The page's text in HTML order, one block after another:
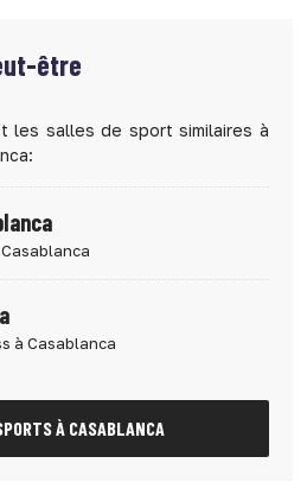
être
les salles de sport similaires à
à Casablanca
À CASABLANCA